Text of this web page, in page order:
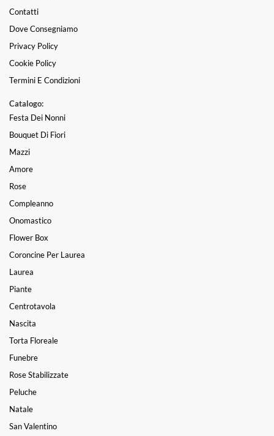
Contatti
Dove Consegniamo
Privacy Policy
Cookie Policy
Termini E Condizioni
Catalogo:
Festa Dei Nonni
Bouquet Di Fiori
Mazzi
Amore
Rose
Compleanno
Onomastico
Flower Box
Coroncine Per Laurea
Laurea
Piante
Centrotavola
Nascita
Torta Floreale
Funebre
Rose Stabilizzate
Peluche
Natale
San Valentino